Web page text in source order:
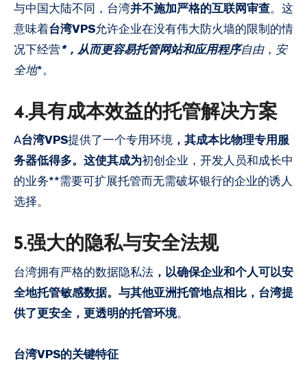
与中国大陆不同，台湾并不施加严格的互联网审查。这
意味着台湾VPS允许企业在没有伟大防火墙的限制的情
况下经营*，从而更容易托管网站和应用程序自由，安
全地*。
4.具有成本效益的托管解决方案
A台湾VPS提供了一个专用环境 ，其成本比物理专用服
务器低得多。这使其成为初创企业，开发人员和成长中
的业务**需要可扩展托管而无需破坏银行的企业的诱人
选择。
5.强大的隐私与安全法规
台湾拥有严格的数据隐私法 ，以确保企业和个人可以安
全地托管敏感数据。与其他亚洲托管地点相比，台湾提
供了更安全，更透明的托管环境。
台湾VPS的关键特征